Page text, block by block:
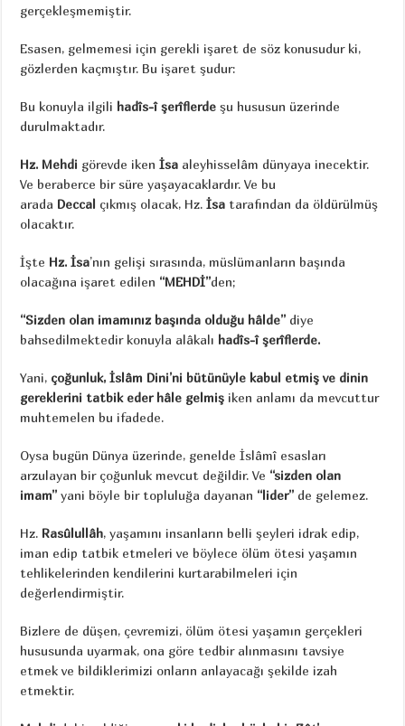
gerçekleşmemiştir.
Esasen, gelmemesi için gerekli işaret de söz konusudur ki,
gözlerden kaçmıştır. Bu işaret şudur:
Bu konuyla ilgili hadîs-î şerîflerde şu hususun üzerinde
durulmaktadır.
Hz. Mehdi görevde ikenİsa aleyhisselâm dünyaya inecektir.
Ve beraberce bir süre yaşayacaklardır. Ve bu
arada Deccal çıkmış olacak, Hz.İsa tarafından da öldürülmüş
olacaktır.
İşte Hz. İsa’nın gelişi sırasında, müslümanların başında
olacağına işaret edilen “MEHDİ”den;
“Sizden olan imamınız başında olduğu hâlde” diye
bahsedilmektedir konuyla alâkalı hadîs-î şerîflerde.
Yani, çoğunluk, İslâm Dini’ni bütünüyle kabul etmiş ve dinin
gereklerini tatbik eder hâle gelmiş iken anlamı da mevcuttur
muhtemelen bu ifadede.
Oysa bugün Dünya üzerinde, genelde İslâmî esasları
arzulayan bir çoğunluk mevcut değildir. Ve “sizden olan
imam” yani böyle bir topluluğa dayanan “lider” de gelemez.
Hz. Rasûlullâh, yaşamını insanların belli şeyleri idrak edip,
iman edip tatbik etmeleri ve böylece ölüm ötesi yaşamın
tehlikelerinden kendilerini kurtarabilmeleri için
değerlendirmiştir.
Bizlere de düşen, çevremizi, ölüm ötesi yaşamın gerçekleri
hususunda uyarmak, ona göre tedbir alınmasını tavsiye
etmek ve bildiklerimizi onların anlayacağı şekilde izah
etmektir.